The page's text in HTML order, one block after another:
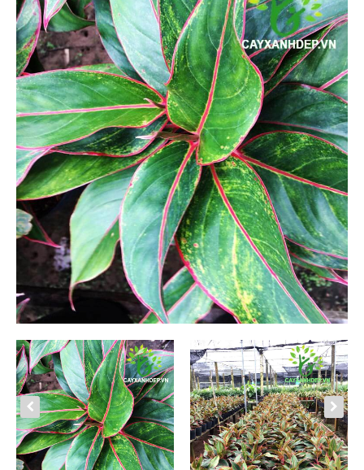
Cỏ Thảm (6)
Cây Ăn Trái (9)
Cây Giống Ăn Trái (30)
Phân Và Đất (5)
Dự Án (36)
Tây Ninh (1)
Bình Dương (1)
Long An (1)
Ninh Thuận (1)
Tiền Giang (1)
Lâm Đồng (1)
Tp Hồ Chí Minh (14)
Kiên Giang (4)
Bến Tre (3)
Nha Trang (0)
Bình Thuận (2)
Bạc Liêu (1)
Đồng Nai (3)
Vũng Tàu (1)
Sóc Trăng (1)